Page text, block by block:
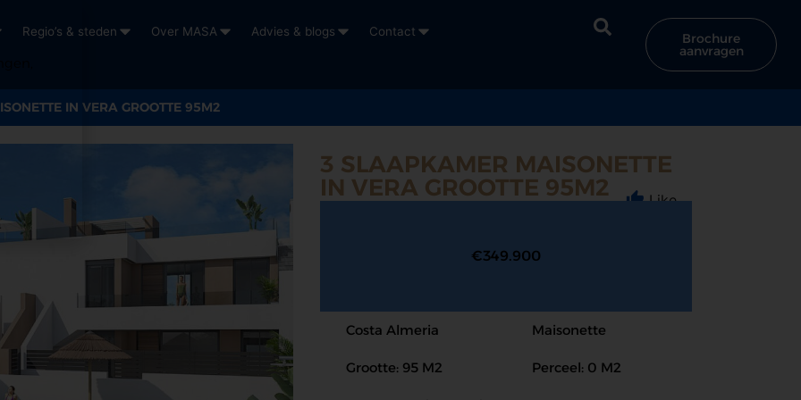
Regio’s & steden Over MASA Advies & blogs Contact Brochure
aanvragen
IN VERA GROOTTE 95M2
3 SLAAPKAMER MAISONETTE
IN VERA GROOTTE 95M2
Like
€349.900
Costa Almeria Maisonette
Grootte: 95 M2 Perceel: 0 M2